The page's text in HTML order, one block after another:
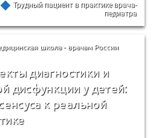
Трудный пациент в практике врача-
педиатра
школа - врачам России
диагностики и
дисфункции у детей:
к реальной